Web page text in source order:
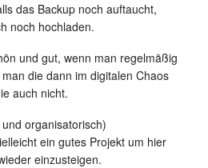
das Backup noch auftaucht,
noch hochladen.
und gut, wenn man regelmäßig
die dann im digitalen Chaos
auch nicht.
organisatorisch)
ein gutes Projekt um hier
einzusteigen.